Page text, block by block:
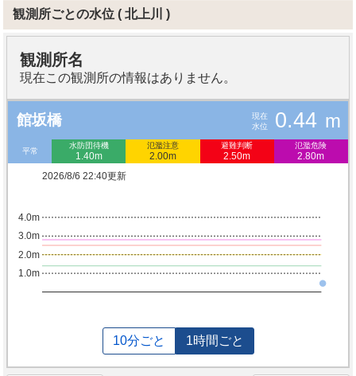
観測所ごとの水位 北上川
観測所名
現在この観測所の情報はありません。
館坂橋
現在
水位
0.44 m
平常
水防団待機
1.40m
氾濫注意
2.00m
避難判断
2.50m
氾濫危険
2.80m
2026/8/6 22:40更新
1.0m
2.0m
3.0m
4.0m
10分ごと 1時間ごと